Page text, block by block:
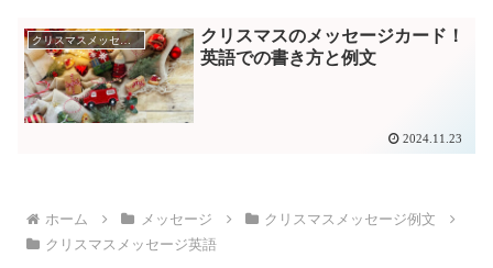
クリスマスメッセージ英語
クリスマスのメッセージカード！
英語での書き方と例文
2024.11.23
ホーム メッセージ
クリスマスメッセージ例文
クリスマスメッセージ英語